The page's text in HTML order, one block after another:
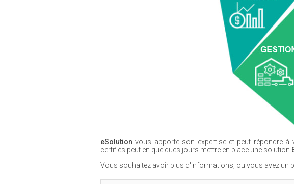
eSolution vous apporte son expertise et peut répondre à
certifiés peut en quelques jours mettre en place une solution
Vous souhaitez avoir plus d'informations, ou vous avez un